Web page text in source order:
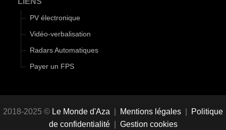
PV électronique
Vidéo-verbalisation
Radars Automatiques
Payer un FPS
2018-2025 © Le Monde d'Aza Mentions légales
Politique
de confidentialité| Gestion cookies